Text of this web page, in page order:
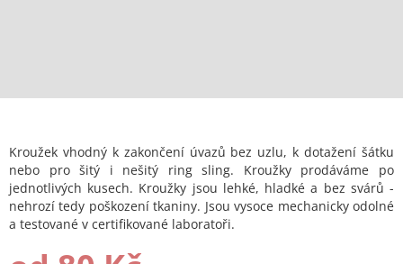
Kroužek vhodný k zakončení úvazů bez uzlu, k dotažení šátku
nebo pro šitý i nešitý ring sling. Kroužky prodáváme po
jednotlivých kusech. Kroužky jsou lehké, hladké a bez svárů -
nehrozí tedy poškození tkaniny. Jsou vysoce mechanicky odolné
a testované v certifikované laboratoři.